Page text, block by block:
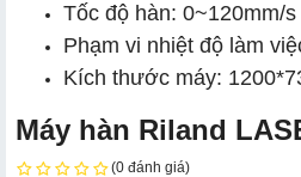
Tốc độ hàn: 0~120mm/s
Phạm vi nhiệt độ làm
Kích thước máy:
Máy hàn Riland
(0 đánh giá)